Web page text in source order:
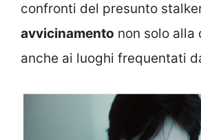
confronti del presunto
avvicinamento non solo alla
anche ai luoghi frequentati